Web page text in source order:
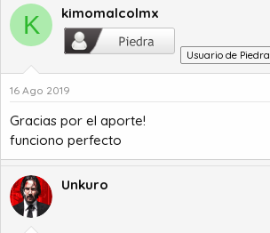
K kimomalcolmx
Usuario de Piedra
16 Ago 2019
Gracias por el aporte!
funciono perfecto
Unkuro